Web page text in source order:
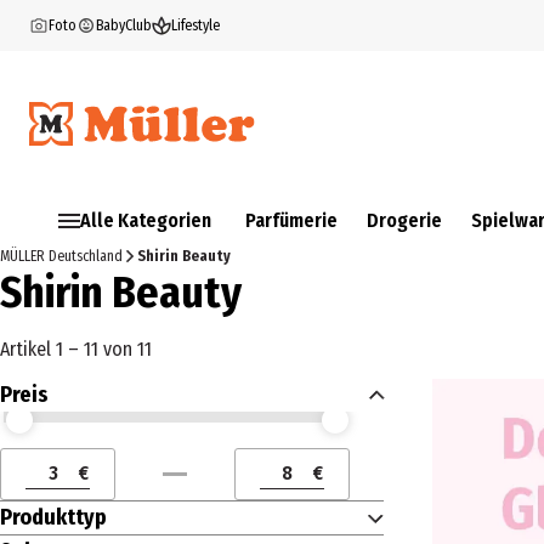
Foto BabyClub Lifestyle
Alle Kategorien Parfümerie Drogerie
MÜLLER Deutschland Shirin Beauty
Shirin Beauty
Artikel 1 – 11 von 11
Preis
Preis (€) ab
Preis (€) bis
Preis (€) ab
€
Preis (€) bis
€
Produkttyp